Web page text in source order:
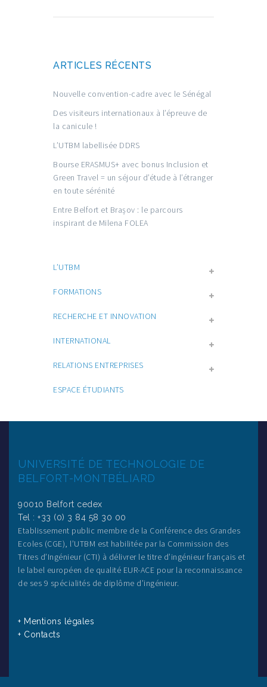
ARTICLES RÉCENTS
Nouvelle convention-cadre avec le Sénégal
Des visiteurs internationaux à l’épreuve de
la canicule !
L’UTBM labellisée DDRS
Bourse ERASMUS+ avec bonus Inclusion et
Green Travel = un séjour d’étude à l’étranger
en toute sérénité
Entre Belfort et Brașov : le parcours
inspirant de Milena FOLEA
L’UTBM
FORMATIONS
RECHERCHE ET INNOVATION
INTERNATIONAL
RELATIONS ENTREPRISES
ESPACE ÉTUDIANTS
UNIVERSITÉ DE TECHNOLOGIE DE
BELFORT-MONTBÉLIARD
90010 Belfort cedex
Tel : +33 (0) 3 84 58 30 00
Etablissement public membre de la Conférence des Grandes
Ecoles (CGE), l’UTBM est habilitée par la Commission des
Titres d’Ingénieur (CTI) à délivrer le titre d’ingénieur français et
le label européen de qualité EUR-ACE pour la reconnaissance
de ses 9 spécialités de diplôme d’ingénieur.
+ Mentions légales
+ Contacts